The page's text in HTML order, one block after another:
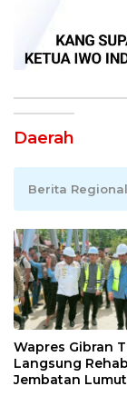
Daerah
Berita
Wapres Gibran
Langsung
Jembatan